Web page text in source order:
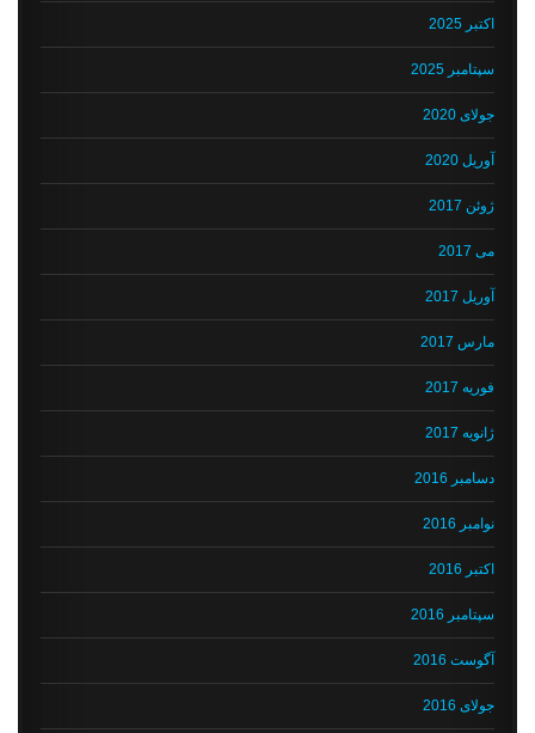
اکتبر 2025
سپتامبر 2025
جولای 2020
آوریل 2020
ژوئن 2017
می 2017
آوریل 2017
مارس 2017
فوریه 2017
ژانویه 2017
دسامبر 2016
نوامبر 2016
اکتبر 2016
سپتامبر 2016
آگوست 2016
جولای 2016